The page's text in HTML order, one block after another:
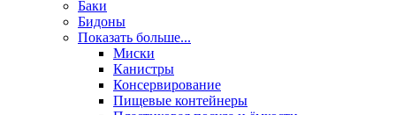
Баки
Бидоны
Показать больше...
Миски
Канистры
Консервирование
Пищевые контейнеры